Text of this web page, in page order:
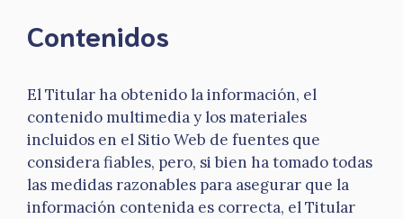
Contenidos
El Titular ha obtenido la información, el
contenido multimedia y los materiales
incluidos en el Sitio Web de fuentes que
considera fiables, pero, si bien ha tomado todas
las medidas razonables para asegurar que la
información contenida es correcta, el Titular